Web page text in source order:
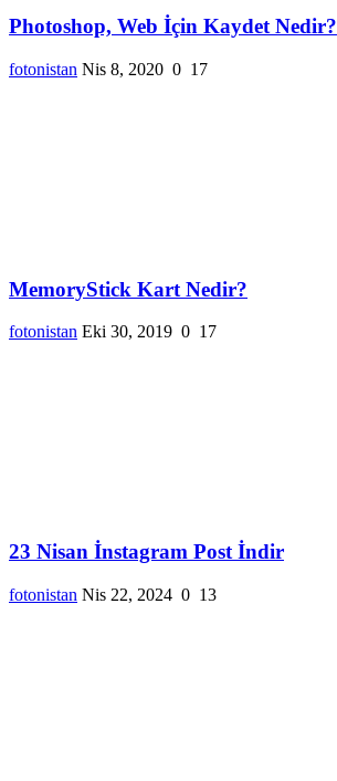
Photoshop, Web İçin Kaydet Nedir?
fotonistan Nis 8, 2020 0 17
MemoryStick Kart Nedir?
fotonistan Eki 30, 2019 0 17
23 Nisan İnstagram Post İndir
fotonistan Nis 22, 2024 0 13